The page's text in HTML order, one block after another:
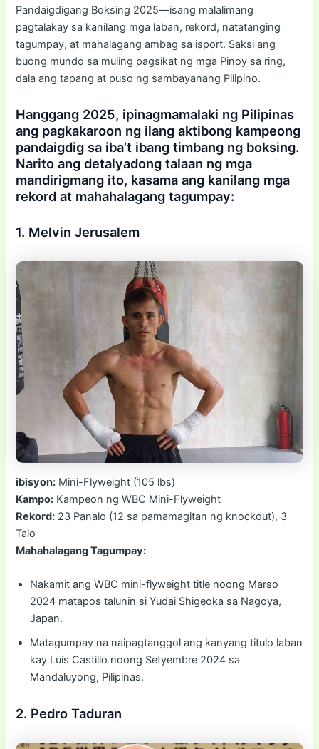
Pandaigdigang Boksing 2025—isang malalimang
pagtalakay sa kanilang mga laban, rekord, natatanging
tagumpay, at mahalagang ambag sa isport. Saksi ang
buong mundo sa muling pagsikat ng mga Pinoy sa ring,
dala ang tapang at puso ng sambayanang Pilipino.
Hanggang 2025, ipinagmamalaki ng Pilipinas
ang pagkakaroon ng ilang aktibong kampeong
pandaigdig sa iba’t ibang timbang ng boksing.
Narito ang detalyadong talaan ng mga
mandirigmang ito, kasama ang kanilang mga
rekord at mahahalagang tagumpay:
1. Melvin Jerusalem
ibisyon: Mini-Flyweight (105 lbs)
Kampo: Kampeon ng WBC Mini-Flyweight
Rekord: 23 Panalo (12 sa pamamagitan ng knockout), 3
Talo
Mahahalagang Tagumpay:
Nakamit ang WBC mini-flyweight title noong Marso
2024 matapos talunin si Yudai Shigeoka sa Nagoya,
Japan.
Matagumpay na naipagtanggol ang kanyang titulo laban
kay Luis Castillo noong Setyembre 2024 sa
Mandaluyong, Pilipinas.
2. Pedro Taduran